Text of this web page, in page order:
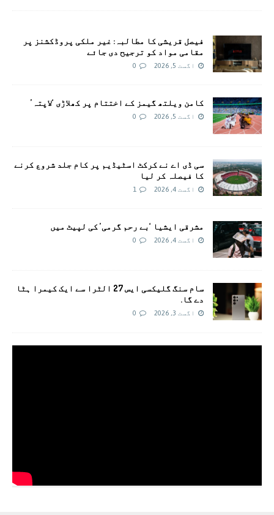
فیصل قریشی کا مطالبہ: غیر ملکی پروڈکشنز پر
مقامی مواد کو ترجیح دی جائے
اگست 5, 2026 0
کامن ویلتھ گیمز کے اختتام پر کھلاڑی ‘لاپتہ’
اگست 5, 2026 0
سی ڈی اے نے کرکٹ اسٹیڈیم پر کام جلد شروع کرنے
کا فیصلہ کر لیا
اگست 4, 2026 1
مشرقی ایشیا ‘بے رحم گرمی’ کی لپیٹ میں
اگست 4, 2026 0
سام سنگ گلیکسی ایس 27 الٹرا سے ایک کیمرا ہٹا
دے گا.
اگست 3, 2026 0